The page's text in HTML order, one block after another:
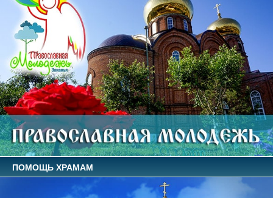
ПОМОЩЬ ХРАМАМ